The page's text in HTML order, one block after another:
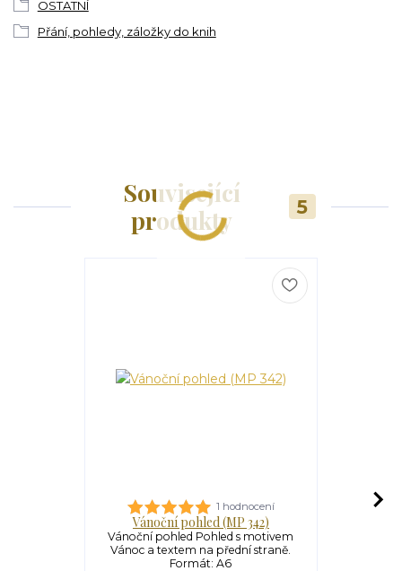
OSTATNÍ
Přání, pohledy, záložky do knih
Související
produkty
5
1 hodnocení
Vánoční pohled (MP 342)
Vánoční pohled Pohled s motivem
Vánoc a textem na přední straně.
Formát: A6